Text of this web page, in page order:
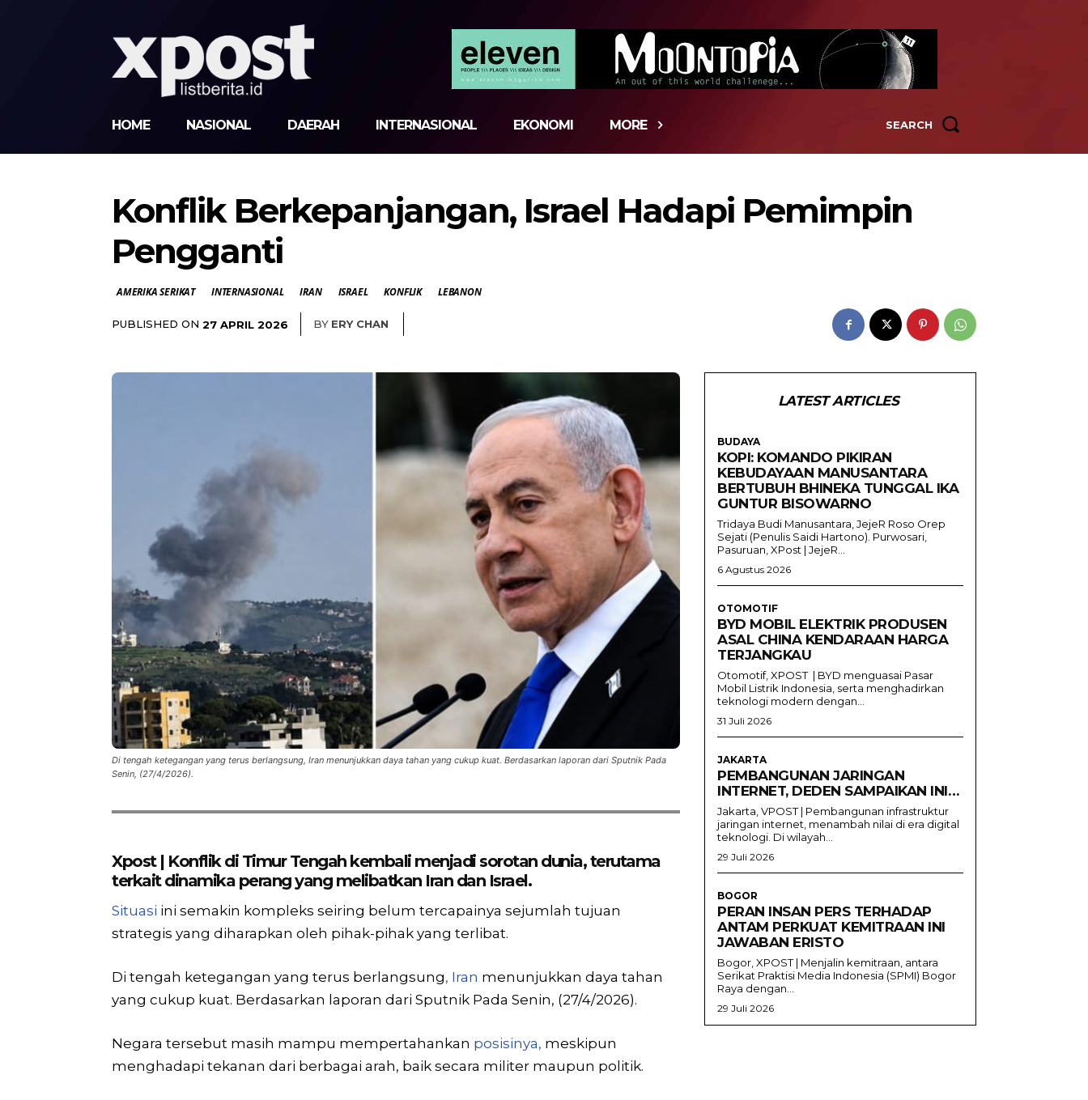
HOME NASIONAL DAERAH INTERNASIONAL EKONOMI MORE SEARCH
Konflik Berkepanjangan, Israel Hadapi Pemimpin
Pengganti
AMERIKA SERIKAT INTERNASIONAL IRAN ISRAEL KONFLIK LEBANON
PUBLISHED ON 27 APRIL 2026 BY ERY CHAN
Di tengah ketegangan yang terus berlangsung, Iran menunjukkan daya tahan yang cukup kuat. Berdasarkan laporan dari Sputnik Pada
Senin, (27/4/2026).
Xpost | Konflik di Timur Tengah kembali menjadi sorotan dunia, terutama
terkait dinamika perang yang melibatkan Iran dan Israel.
Situasi ini semakin kompleks seiring belum tercapainya sejumlah tujuan
strategis yang diharapkan oleh pihak-pihak yang terlibat.
Di tengah ketegangan yang terus berlangsung, Iran menunjukkan daya tahan
yang cukup kuat. Berdasarkan laporan dari Sputnik Pada Senin, (27/4/2026).
Negara tersebut masih mampu mempertahankan posisinya, meskipun
menghadapi tekanan dari berbagai arah, baik secara militer maupun politik.
LATEST ARTICLES
BUDAYA
KOPI: KOMANDO PIKIRAN
KEBUDAYAAN MANUSANTARA
BERTUBUH BHINEKA TUNGGAL IKA
GUNTUR BISOWARNO
Tridaya Budi Manusantara, JejeR Roso Orep
Sejati (Penulis Saidi Hartono). Purwosari,
Pasuruan, XPost | JejeR...
6 Agustus 2026
OTOMOTIF
BYD MOBIL ELEKTRIK PRODUSEN
ASAL CHINA KENDARAAN HARGA
TERJANGKAU
Otomotif, XPOST | BYD menguasai Pasar
Mobil Listrik Indonesia, serta menghadirkan
teknologi modern dengan...
31 Juli 2026
JAKARTA
PEMBANGUNAN JARINGAN
INTERNET, DEDEN SAMPAIKAN INI…
Jakarta, VPOST | Pembangunan infrastruktur
jaringan internet, menambah nilai di era digital
teknologi. Di wilayah...
29 Juli 2026
BOGOR
PERAN INSAN PERS TERHADAP
ANTAM PERKUAT KEMITRAAN INI
JAWABAN ERISTO
Bogor, XPOST | Menjalin kemitraan, antara
Serikat Praktisi Media Indonesia (SPMI) Bogor
Raya dengan...
29 Juli 2026